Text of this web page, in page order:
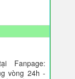
Fanpage:
vòng 24h -